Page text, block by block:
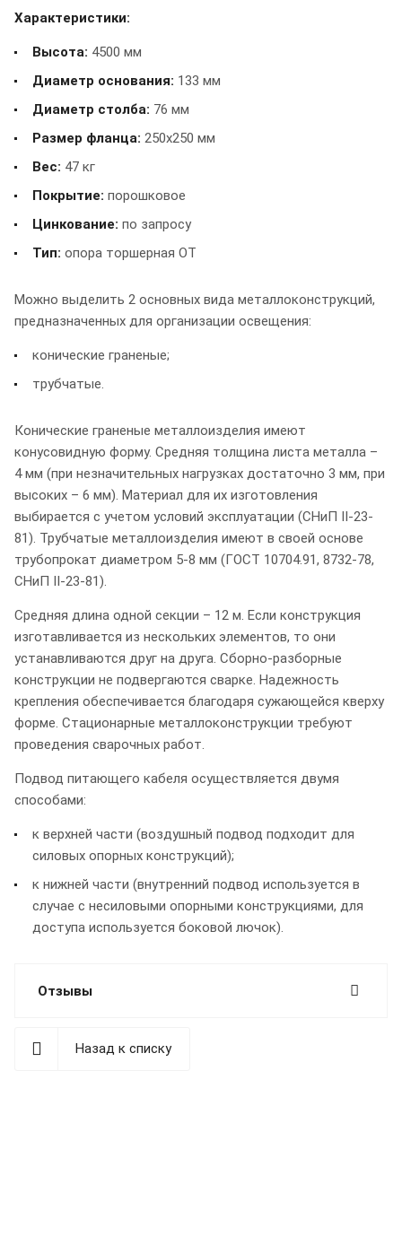
Характеристики:
Высота: 4500 мм
Диаметр основания: 133 мм
Диаметр столба: 76 мм
Размер фланца: 250x250 мм
Вес: 47 кг
Покрытие: порошковое
Цинкование: по запросу
Тип: опора торшерная ОТ
Можно выделить 2 основных вида металлоконструкций,
предназначенных для организации освещения:
конические граненые;
трубчатые.
Конические граненые металлоизделия имеют
конусовидную форму. Средняя толщина листа металла –
4 мм (при незначительных нагрузках достаточно 3 мм, при
высоких – 6 мм). Материал для их изготовления
выбирается с учетом условий эксплуатации (СНиП II-23-
81). Трубчатые металлоизделия имеют в своей основе
трубопрокат диаметром 5-8 мм (ГОСТ 10704.91, 8732-78,
СНиП II-23-81).
Средняя длина одной секции – 12 м. Если конструкция
изготавливается из нескольких элементов, то они
устанавливаются друг на друга. Сборно-разборные
конструкции не подвергаются сварке. Надежность
крепления обеспечивается благодаря сужающейся кверху
форме. Стационарные металлоконструкции требуют
проведения сварочных работ.
Подвод питающего кабеля осуществляется двумя
способами:
к верхней части (воздушный подвод подходит для
силовых опорных конструкций);
к нижней части (внутренний подвод используется в
случае с несиловыми опорными конструкциями, для
доступа используется боковой лючок).
Отзывы
Назад к списку